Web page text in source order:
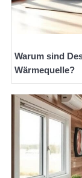
Warum sind
Wärmequelle?